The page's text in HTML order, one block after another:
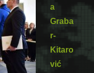
a
Graba
r-
Kitaro
vić